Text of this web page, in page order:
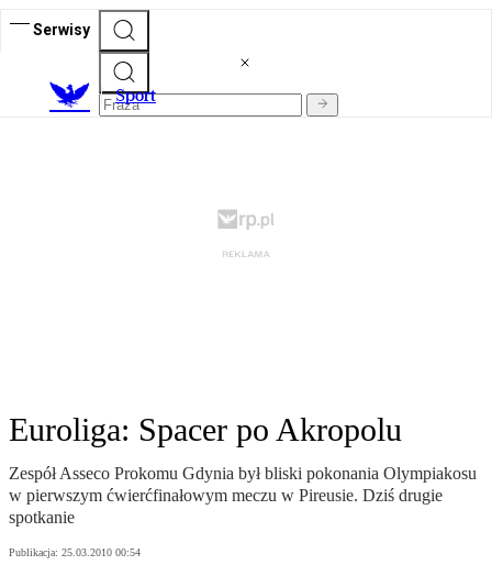
Serwisy
Sport
Euroliga: Spacer po Akropolu
Zespół Asseco Prokomu Gdynia był bliski pokonania Olympiakosu
w pierwszym ćwierćfinałowym meczu w Pireusie. Dziś drugie
spotkanie
Publikacja: 25.03.2010 00:54